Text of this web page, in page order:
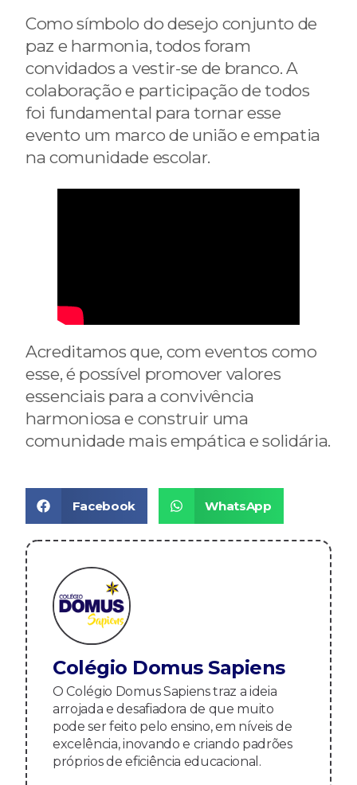
Como símbolo do desejo conjunto de
paz e harmonia, todos foram
convidados a vestir-se de branco. A
colaboração e participação de todos
foi fundamental para tornar esse
evento um marco de união e empatia
na comunidade escolar.
Acreditamos que, com eventos como
esse, é possível promover valores
essenciais para a convivência
harmoniosa e construir uma
comunidade mais empática e solidária.
Facebook WhatsApp
Colégio Domus Sapiens
O Colégio Domus Sapiens traz a ideia
arrojada e desafiadora de que muito
pode ser feito pelo ensino, em níveis de
excelência, inovando e criando padrões
próprios de eficiência educacional.